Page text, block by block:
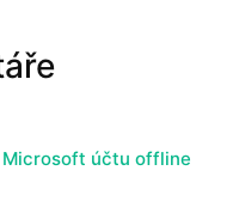
Microsoft účtu offline